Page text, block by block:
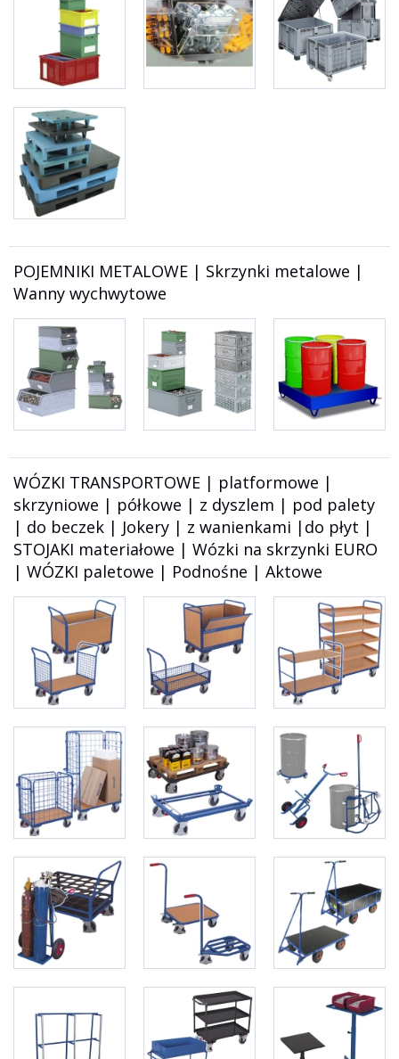
POJEMNIKI METALOWE | Skrzynki metalowe |
Wanny wychwytowe
WÓZKI TRANSPORTOWE | platformowe |
skrzyniowe | półkowe | z dyszlem | pod palety
| do beczek | Jokery | z wanienkami |do płyt |
STOJAKI materiałowe | Wózki na skrzynki EURO
| WÓZKI paletowe | Podnośne | Aktowe